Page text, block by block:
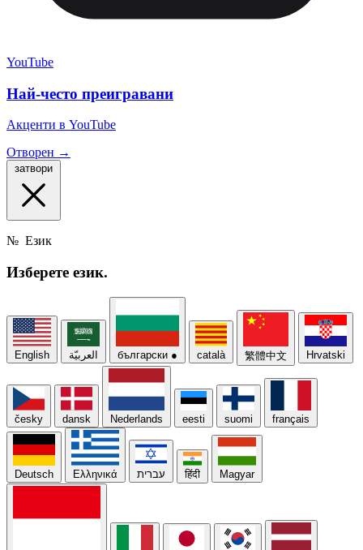
YouTube
Най-често преигравани
Акценти в YouTube
Отворен →
затвори
№ Език
Изберете език.
English العربيّة български ● català 繁體中文 Hrvatski
česky dansk Nederlands eesti suomi français
Deutsch Ελληνικά עברית हिंदी Magyar